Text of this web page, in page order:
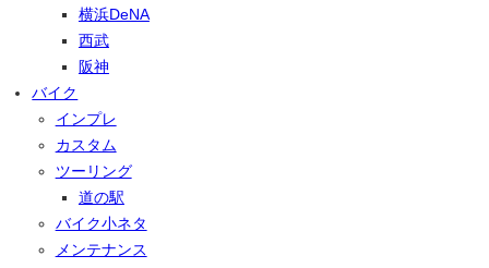
横浜DeNA
西武
阪神
バイク
インプレ
カスタム
ツーリング
道の駅
バイク小ネタ
メンテナンス